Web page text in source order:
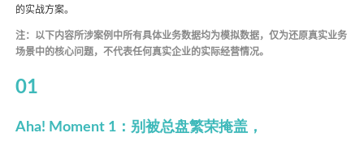
的实战方案。
注：以下内容所涉案例中所有具体业务数据均为模拟数据，仅为还原真实业务
场景中的核心问题，不代表任何真实企业的实际经营情况。
01
Aha! Moment 1：别被总盘繁荣掩盖，